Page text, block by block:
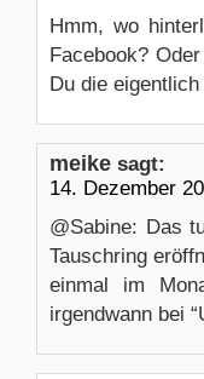
Hmm, wo
Facebook?
Du die
meike sagt:
14. Dezember
@Sabine: Das
Tauschring
einmal im
irgendwann bei